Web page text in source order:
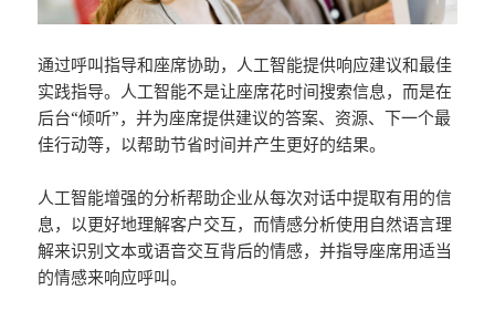
通过呼叫指导和座席协助，人工智能提供响应建议和最佳
实践指导。人工智能不是让座席花时间搜索信息，而是在
后台“倾听”，并为座席提供建议的答案、资源、下一个最
佳行动等，以帮助节省时间并产生更好的结果。
人工智能增强的分析帮助企业从每次对话中提取有用的信
息，以更好地理解客户交互，而情感分析使用自然语言理
解来识别文本或语音交互背后的情感，并指导座席用适当
的情感来响应呼叫。